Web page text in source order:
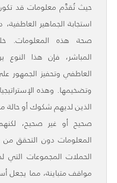
حيث تُقدَّم معلومات قد تكون
استجابة الجماهير العاطفية،
صحة هذه المعلومات.
المباشر، فإن هذا النوع
العاطفي وتحفيز الجمهور
وتضخيمها. وهذه
الذين لديهم شكوك أو حالة
صحيح أو غير صحيح،
المعلومات دون التحقق
الحملات المجموعات التي
مواقف متباينة، مما يجعل